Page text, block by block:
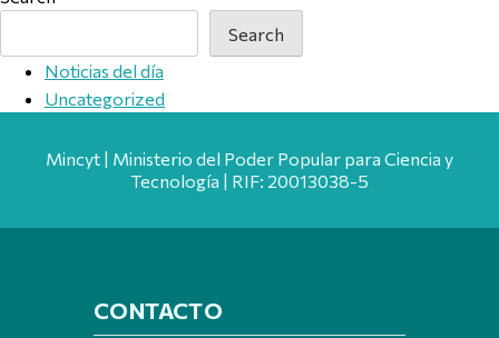
Search
Noticias del día
Uncategorized
Mincyt | Ministerio del Poder Popular para Ciencia y
Tecnología | RIF: 20013038-5
CONTACTO